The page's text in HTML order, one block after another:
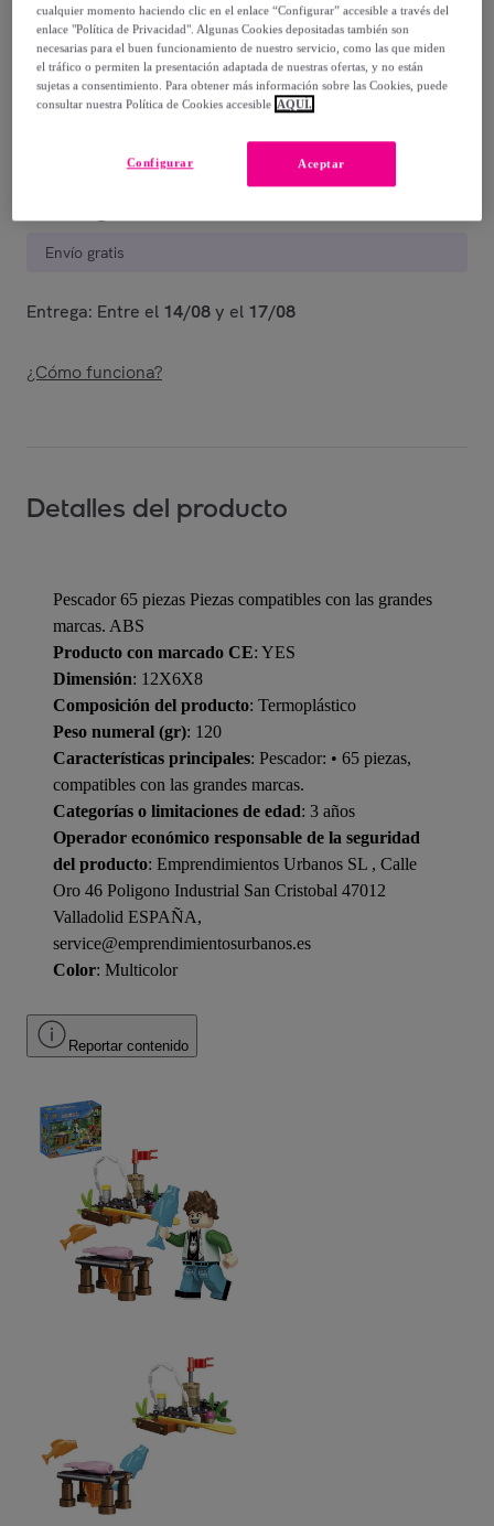
19,00 €
-36%
Vendido porEMPRENDIMIENTOS URBANOS
Envío gratis
Entrega: Entre el 14/08y el 17/08
¿Cómo funciona?
Detalles del producto
Pescador 65 piezas Piezas compatibles con las grandes
marcas. ABS
Producto con marcado CE: YES
Dimensión: 12X6X8
Composición del producto: Termoplástico
Peso numeral (gr): 120
Características principales: Pescador: • 65 piezas,
compatibles con las grandes marcas.
Categorías o limitaciones de edad: 3 años
Operador económico responsable de la seguridad
del producto: Emprendimientos Urbanos SL , Calle
Oro 46 Poligono Industrial San Cristobal 47012
Valladolid ESPAÑA,
service@emprendimientosurbanos.es
Color: Multicolor
Reportar contenido
cualquier momento haciendo clic en el enlace “Configurar” accesible a través del
enlace "Política de Privacidad". Algunas Cookies depositadas también son
necesarias para el buen funcionamiento de nuestro servicio, como las que miden
el tráfico o permiten la presentación adaptada de nuestras ofertas, y no están
sujetas a consentimiento. Para obtener más información sobre las Cookies, puede
consultar nuestra Política de Cookies accesible AQUÍ.
Aceptar
Configurar